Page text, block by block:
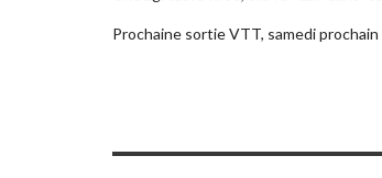
Prochaine sortie VTT, samedi